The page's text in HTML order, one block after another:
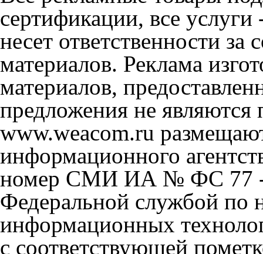
сертификации, все
несет ответственности
материалов. Реклама
материалов,
предложения не
www.weacom.ru
информационного
номер СМИ ИА № ФС 77 -
Федеральной службой по
информационных
с соответствующей